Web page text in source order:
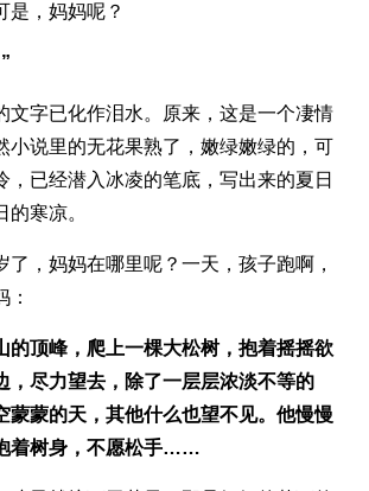
是，妈妈呢？
文字已化作泪水。原来，这是一个凄情
小说里的无花果熟了，嫩绿嫩绿的，可
，已经潜入冰凌的笔底，写出来的夏日
寒凉。
了，妈妈在哪里呢？一天，孩子跑啊，
：
的顶峰，爬上一棵大松树，抱着摇摇欲
，尽力望去，除了一层层浓淡不等的
蒙蒙的天，其他什么也望不见。他慢慢
着树身，不愿松手……